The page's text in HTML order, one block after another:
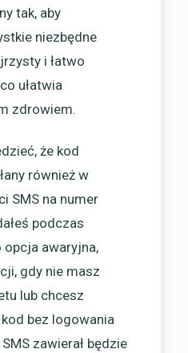
tak, aby
niezbędne
i łatwo
ułatwia
zdrowiem.
że kod
również w
SMS na numer
podczas
awaryjna,
gdy nie masz
lub chcesz
bez logowania
zawierał będzie